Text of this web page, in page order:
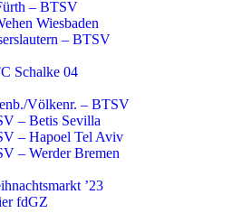
– BTSV
Wiesbaden
– BTSV
Schalke 04
Völkenr. – BTSV
– Betis Sevilla
– Hapoel Tel Aviv
– Werder Bremen
’23
fdGZ